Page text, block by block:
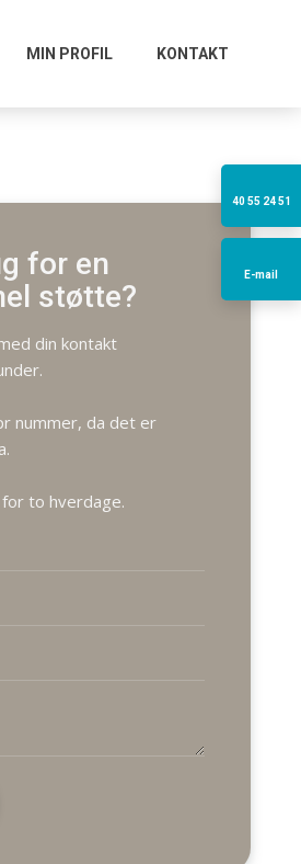
40 55 24 51​
E-mail
MIN PROFIL KONTAKT
for en
støtte?
din kontakt
nummer, da det er
to hverdage.